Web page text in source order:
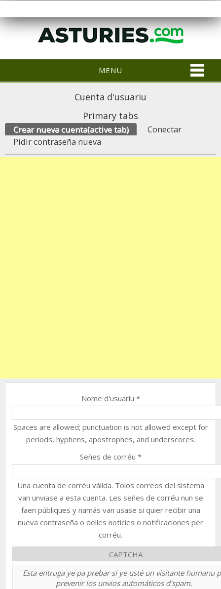
MENU
Cuenta d'usuariu
Primary tabs
Crear nueva cuenta(active tab)
Conectar
Pidir contraseña nueva
Nome d'usuariu *
Spaces are allowed; punctuation is not allowed except for
periods, hyphens, apostrophes, and underscores.
Señes de corréu *
Una cuenta de corréu válida. Tolos correos del sistema
van unviase a esta cuenta. Les señes de corréu nun se
faen públiques y namás van usase si quier recibir una
nueva contraseña o delles noticies o notificaciones per
corréu.
CAPTCHA
Esta entruga ye pa prebar si ye usté un visitante humanu
prevenir los unvios automáticos d'spam.